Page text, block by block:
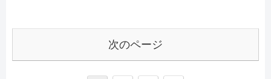
次のページ